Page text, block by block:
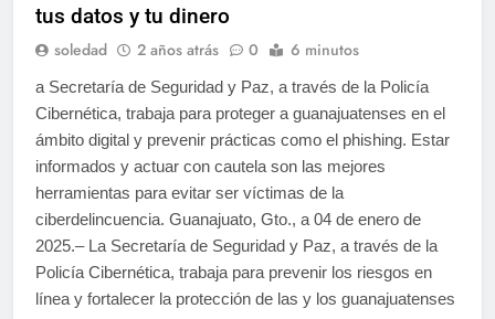
tus datos y tu dinero
soledad 2 años atrás 0 6 minutos
a Secretaría de Seguridad y Paz, a través de la Policía
Cibernética, trabaja para proteger a guanajuatenses en el
ámbito digital y prevenir prácticas como el phishing. Estar
informados y actuar con cautela son las mejores
herramientas para evitar ser víctimas de la
ciberdelincuencia. Guanajuato, Gto., a 04 de enero de
2025.– La Secretaría de Seguridad y Paz, a través de la
Policía Cibernética, trabaja para prevenir los riesgos en
línea y fortalecer la protección de las y los guanajuatenses